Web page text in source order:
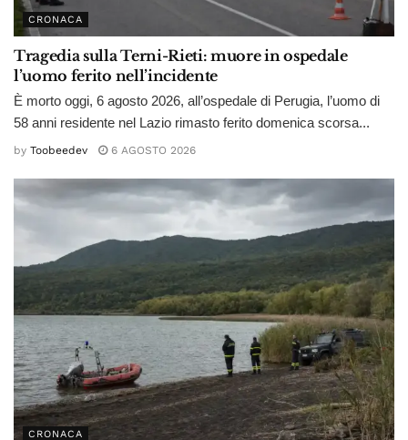
CRONACA
Tragedia sulla Terni-Rieti: muore in ospedale
l’uomo ferito nell’incidente
È morto oggi, 6 agosto 2026, all’ospedale di Perugia, l’uomo di
58 anni residente nel Lazio rimasto ferito domenica scorsa...
by Toobeedev 6 AGOSTO 2026
CRONACA